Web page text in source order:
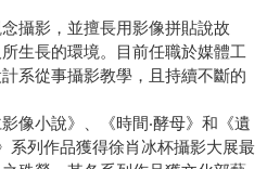
攝影，並擅長用影像拼貼說故
生長的環境。目前任職於媒體工
系從事攝影教學，且持續不斷的
像小說》、《時間‧酵母》和《遺
系列作品獲得徐肖冰杯攝影大展最